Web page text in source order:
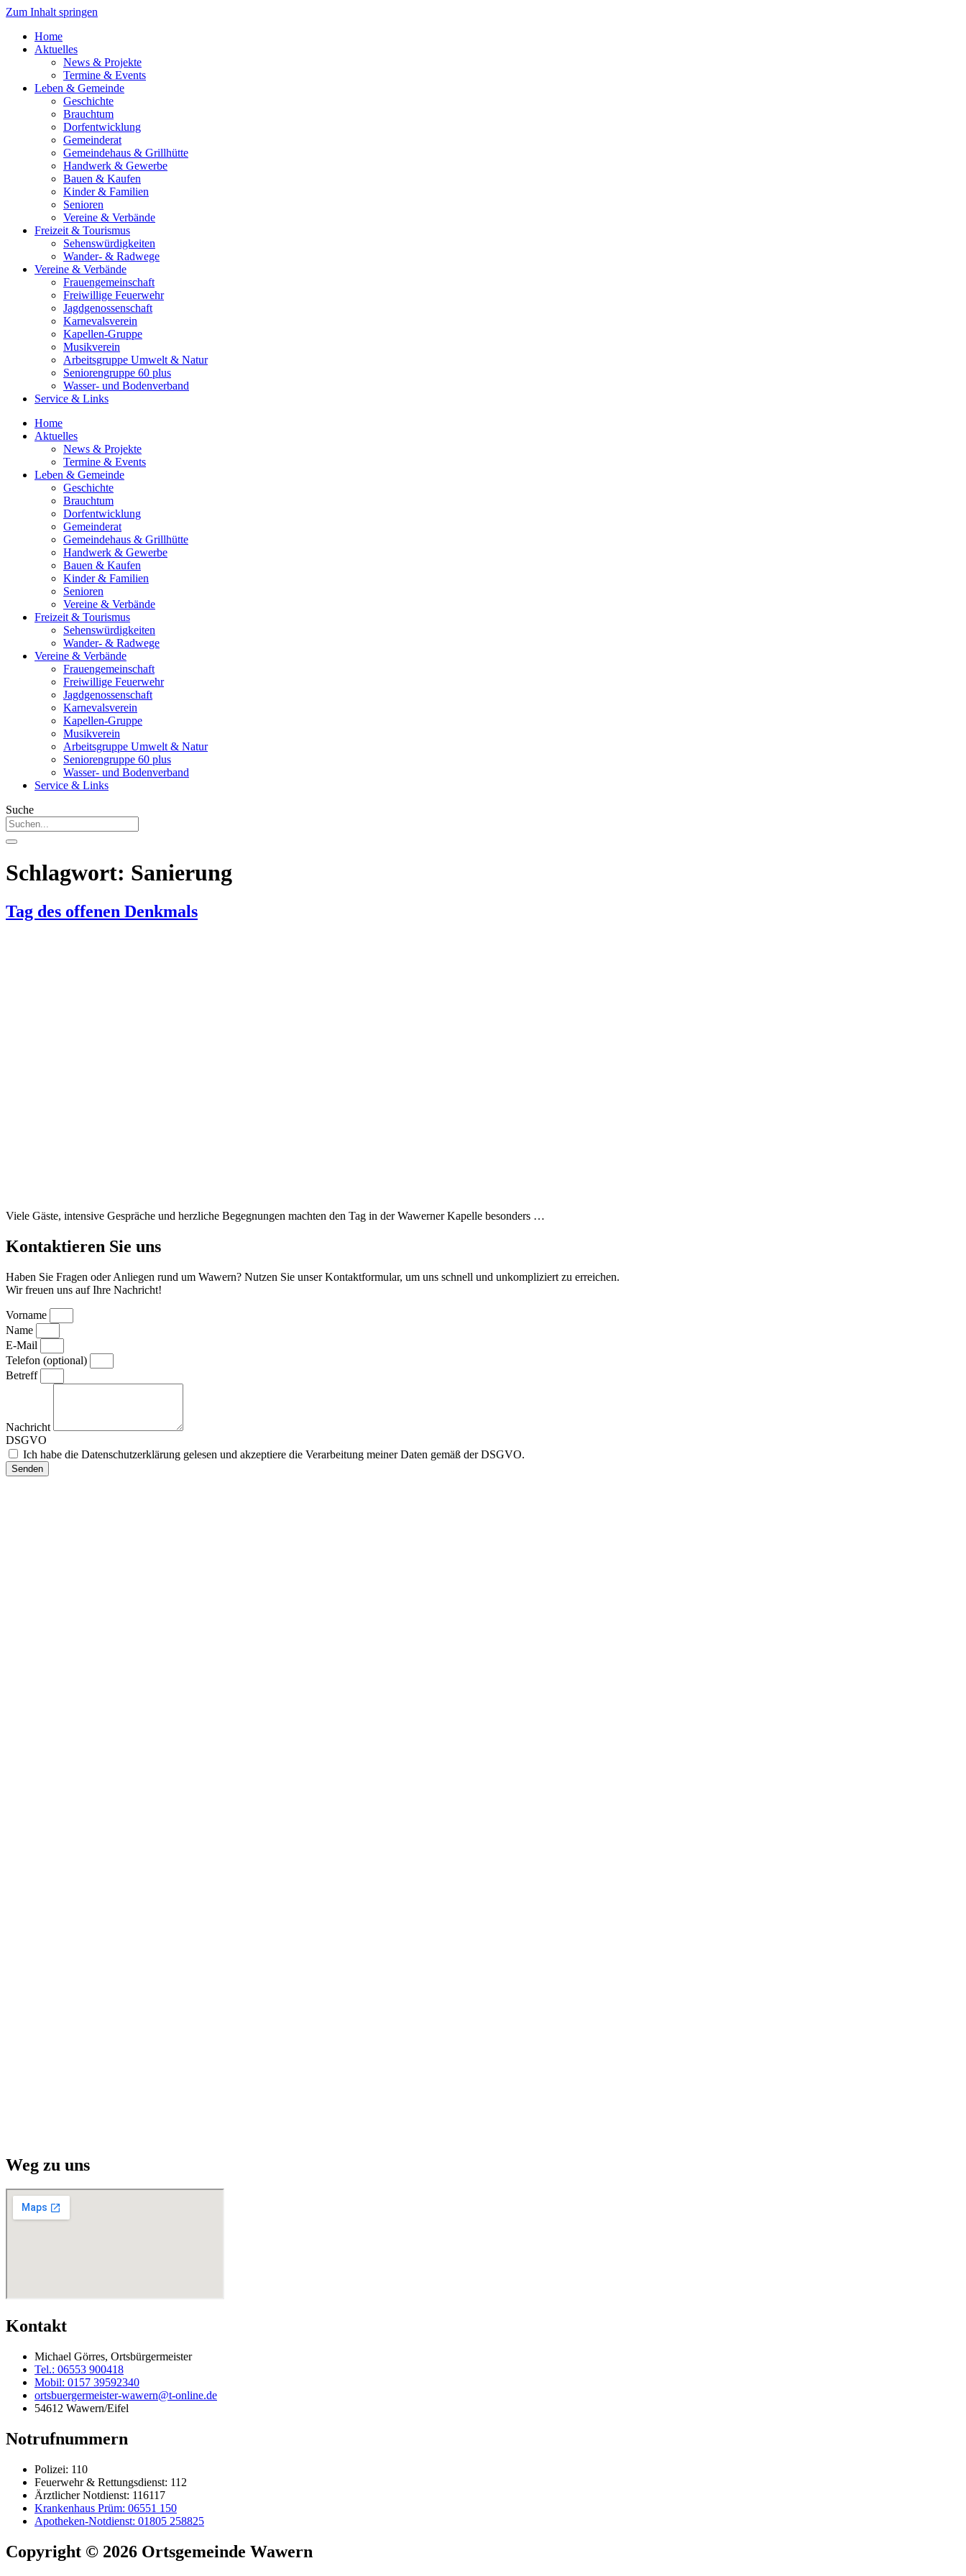
Zum Inhalt springen
Home
Aktuelles
News & Projekte
Termine & Events
Leben & Gemeinde
Geschichte
Brauchtum
Dorfentwicklung
Gemeinderat
Gemeindehaus & Grillhütte
Handwerk & Gewerbe
Bauen & Kaufen
Kinder & Familien
Senioren
Vereine & Verbände
Freizeit & Tourismus
Sehenswürdigkeiten
Wander- & Radwege
Vereine & Verbände
Frauengemeinschaft
Freiwillige Feuerwehr
Jagdgenossenschaft
Karnevalsverein
Kapellen-Gruppe
Musikverein
Arbeitsgruppe Umwelt & Natur
Seniorengruppe 60 plus
Wasser- und Bodenverband
Service & Links
Home
Aktuelles
News & Projekte
Termine & Events
Leben & Gemeinde
Geschichte
Brauchtum
Dorfentwicklung
Gemeinderat
Gemeindehaus & Grillhütte
Handwerk & Gewerbe
Bauen & Kaufen
Kinder & Familien
Senioren
Vereine & Verbände
Freizeit & Tourismus
Sehenswürdigkeiten
Wander- & Radwege
Vereine & Verbände
Frauengemeinschaft
Freiwillige Feuerwehr
Jagdgenossenschaft
Karnevalsverein
Kapellen-Gruppe
Musikverein
Arbeitsgruppe Umwelt & Natur
Seniorengruppe 60 plus
Wasser- und Bodenverband
Service & Links
Suche
Schlagwort: Sanierung
Tag des offenen Denkmals
Viele Gäste, intensive Gespräche und herzliche Begegnungen machten den Tag in der Wawerner Kapelle besonders …
Kontaktieren Sie uns
Haben Sie Fragen oder Anliegen rund um Wawern? Nutzen Sie unser Kontaktformular, um uns schnell und unkompliziert zu erreichen.
Wir freuen uns auf Ihre Nachricht!
Vorname
Name
E-Mail
Telefon (optional)
Betreff
Nachricht
DSGVO
Ich habe die Datenschutzerklärung gelesen und akzeptiere die Verarbeitung meiner Daten gemäß der DSGVO.
Senden
Weg zu uns
Kontakt
Michael Görres, Ortsbürgermeister
Tel.: 06553 900418
Mobil: 0157 39592340
ortsbuergermeister-wawern@t-online.de
54612 Wawern/Eifel
Notrufnummern
Polizei: 110
Feuerwehr & Rettungsdienst: 112
Ärztlicher Notdienst: 116117
Krankenhaus Prüm: 06551 150
Apotheken-Notdienst: 01805 258825
Copyright © 2026 Ortsgemeinde Wawern